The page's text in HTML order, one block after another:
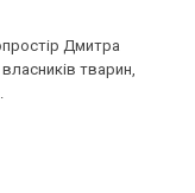
Дмитра
тварин,